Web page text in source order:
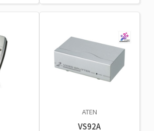
ATEN
VS92A